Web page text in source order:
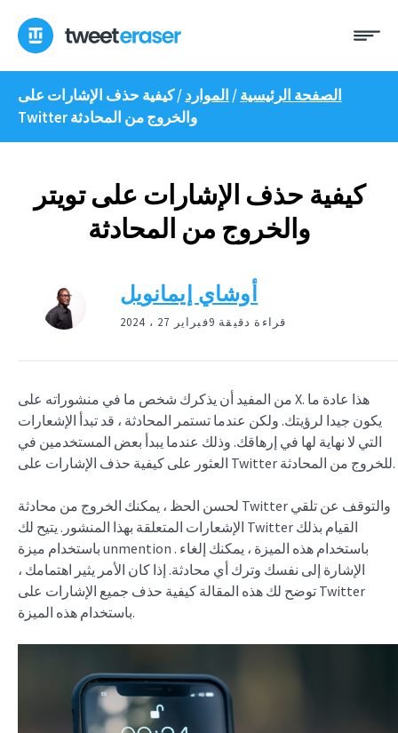
إلى
المحتوى
الصفحة الرئيسية/ الموارد/كيفية حذف الإشارات على
Twitter والخروج من المحادثة
كيفية حذف الإشارات على تويتر
والخروج من المحادثة
أوشاي إيمانويل
فبراير 27 ، 2024 9 قراءة دقيقة
من المفيد أن يذكرك شخص ما في منشوراته على X. هذا عادة ما
يكون جيدا لرؤيتك. ولكن عندما تستمر المحادثة ، قد تبدأ الإشعارات
التي لا نهاية لها في إرهاقك. وذلك عندما يبدأ بعض المستخدمين في
العثور على كيفية حذف الإشارات على Twitter للخروج من المحادثة.
لحسن الحظ ، يمكنك الخروج من محادثة Twitter والتوقف عن تلقي
الإشعارات المتعلقة بهذا المنشور. يتيح لك Twitter القيام بذلك
باستخدام ميزة unmention . باستخدام هذه الميزة ، يمكنك إلغاء
الإشارة إلى نفسك وترك أي محادثة. إذا كان الأمر يثير اهتمامك ،
توضح لك هذه المقالة كيفية حذف جميع الإشارات على Twitter
باستخدام هذه الميزة.